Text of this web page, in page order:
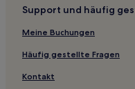
Haustierfreundliche in
Hotels mit Küchenzeile in
Luxus in Georgia
Günstige in Georgia
Support und häufig
Meine Buchungen
Häufig gestellte Fragen
Kontakt